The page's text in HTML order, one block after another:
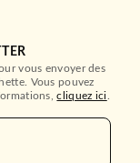
vous envoyer des
Vous pouvez
cliquez ici